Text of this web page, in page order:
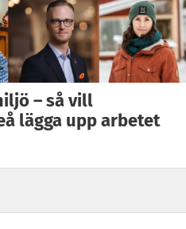
– så vill
lägga upp arbetet